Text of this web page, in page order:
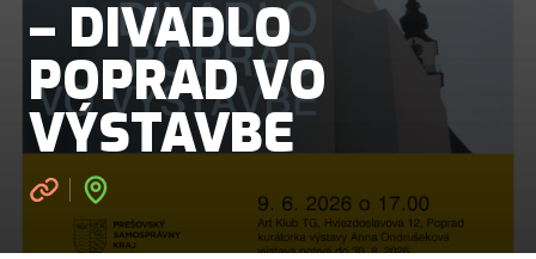
– DIVADLO
POPRAD VO
VÝSTAVBE